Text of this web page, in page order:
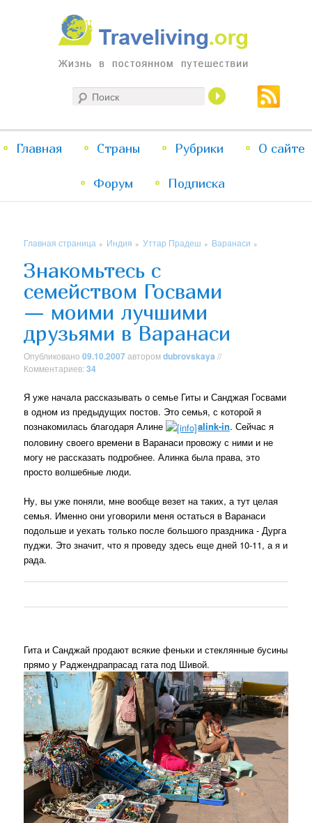
Traveliving
Жизнь в постоянном путешествии
меню
Перейти
к
Перейти
к
Главная Страны Рубрики О сайте
Форум Подписка
Главная страница » Индия »Уттар Прадеш » Варанаси »
Знакомьтесь с
семейством Госвами
— моими лучшими
друзьями в Варанаси
Опубликовано09.10.2007авторомdubrovskaya //
Комментариев:34
Я уже начала рассказывать о семье Гиты и Санджая Госвами
в одном из предыдущих постов. Это семья, с которой я
познакомилась благодаря Алине
alink-in. Сейчас я
половину своего времени в Варанаси провожу с ними и не
могу не рассказать подробнее. Алинка была права, это
просто волшебные люди.
Ну, вы уже поняли, мне вообще везет на таких, а тут целая
семья. Именно они уговорили меня остаться в Варанаси
подольше и уехать только после большого праздника - Дурга
пуджи. Это значит, что я проведу здесь еще дней 10-11, а я и
рада.
Гита и Санджай продают всякие феньки и стеклянные бусины
прямо у Раджендрапрасад гата под Шивой.